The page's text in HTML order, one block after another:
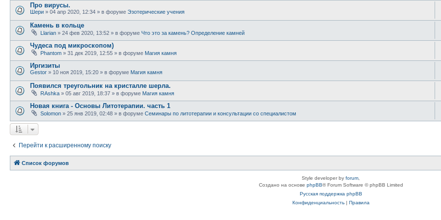
Про вирусы.
Шери » 04 апр 2020, 12:34 » в форуме Эзотерические учения
Камень в кольце
Llarian » 24 фев 2020, 13:52 » в форуме Что это за камень? Определение камней
Чудеса под микроскопом)
Phantom » 31 дек 2019, 12:55 » в форуме Магия камня
Иргизиты
Gestor » 10 ноя 2019, 15:20 » в форуме Магия камня
Появился треугольник на кристалле шерла.
RAshka » 05 авг 2019, 18:37 » в форуме Магия камня
Новая книга - Основы Литотерапии. часть 1
Solomon » 25 янв 2019, 02:48 » в форуме Семинары по литотерапии и консультации со специалистом
Перейти к расширенному поиску
Список форумов
Style developer by forum
Создано на основе phpBB® Forum Software © phpBB Limited
Русская поддержка phpBB
Конфиденциальность| Правила